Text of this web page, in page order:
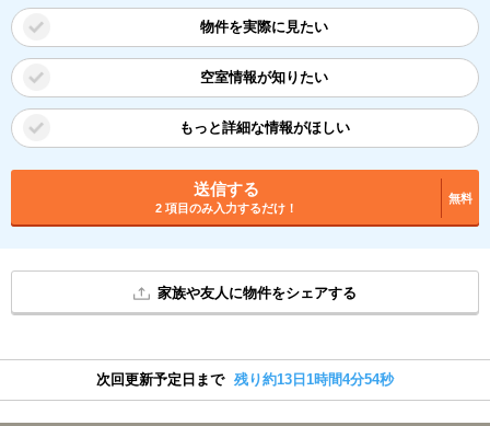
物件を実際に見たい
空室情報が知りたい
もっと詳細な情報がほしい
送信する
2 項目のみ入力するだけ！
無料
家族や友人に物件をシェアする
次回更新予定日まで 残り約13日1時間4分54秒